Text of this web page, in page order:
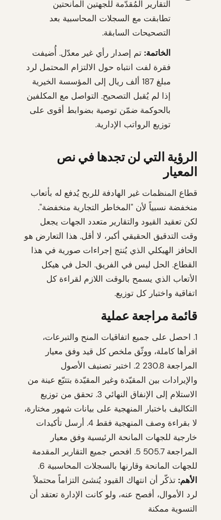
التقارير المُقدّمة للجهتين المانحتين
تطابقت مع السجلات المحاسبية بعد
التصحيحات السابقة.
الخاتمة: تم إصدار رأي غير معدّل. أُضيفت
فقرة لفت انتباه حول الالتزام المحتمل لرد
مبلغ 187 ألف ريال إلى المؤسسة الخيرية
إذا لم يُقبل التصحيح. التواصل مع المكلفين
بالحوكمة ضمّن توصية بضوابط أقوى على
توزيع الرواتب الإدارية.
الرؤية التي لن تجدها في نص
المعيار
قطاع المنظمات غير الهادفة للربح يُدفع له بأتعاب
منخفضة نسبياً لأن "المخاطر التجارية منخفضة".
لكن تعقيد القيود والتقارير متعدد الجهات يجعل
وقت التدقيق الحقيقي أكبر، لا أقل. هذا التعارض هو
الحافز الهيكلي الذي يُنتج إجراءات صورية في هذا
القطاع. الحل ليس في الفريق. الحل في هيكل
الأتعاب الذي يسمح بالوقت اللازم لقراءة كل
اتفاقية واختبار كل توزيع.
قائمة مراجعة عملية
1. احصل على جميع اتفاقيات المنح والتبرعات،
اقرأها كاملة، ووثّق ملخص كل قيد وفق معيار
المراجعة 230.8 2. اختبر تصنيف الأصول
والإيرادات بين المقيّدة وغير المقيّدة بتتبّع عينة من
الاستلام إلى الإنفاق النهائي 3. تحقق من توزيع
التكاليف باختبار المنهجية على بيانات شهور مختارة،
لا بقراءة وصف المنهجية فقط 4. أرسل تأكيدات
خارجية للجهات المانحة الرئيسية وفق معيار
المراجعة 505.7 5. افحص جميع التقارير المقدمة
للجهات المانحة وقارنها بالسجلات المحاسبية 6.
الأهم: تذكّر أن انتهاك القيود يُنشئ التزاماً محتملاً
لرد الأموال، أفصح عنه، ولو كانت الإدارة تعتقد أن
التسوية ممكنة